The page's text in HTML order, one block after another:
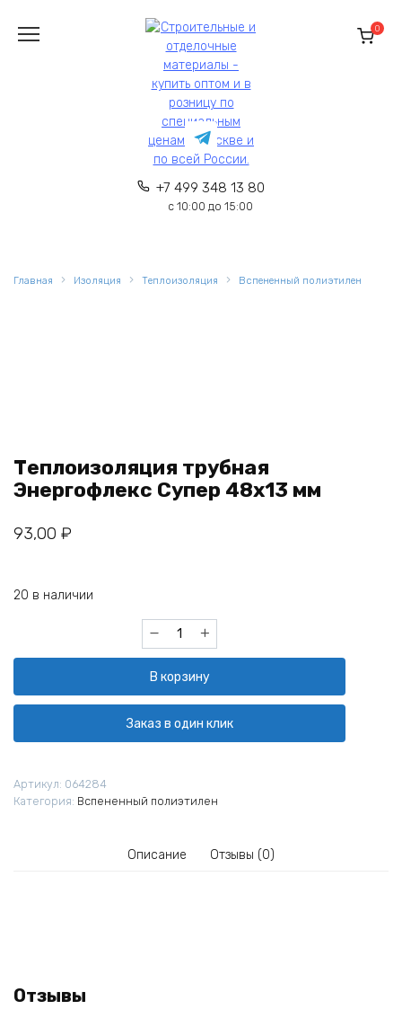
содержанию
+7 499 348 13 80
с 10:00 до 15:00
0
Главная Изоляция Теплоизоляция Вспененный полиэтилен
Теплоизоляция трубная
Энергофлекс Супер 48х13 мм
93,00 ₽
20 в наличии
Количество
товара
трубная
Энергофлекс
Супер
48х13
В корзину
Заказ в один клик
Артикул: 064284
Категория: Вспененный полиэтилен
Описание Отзывы (0)
Отзывы